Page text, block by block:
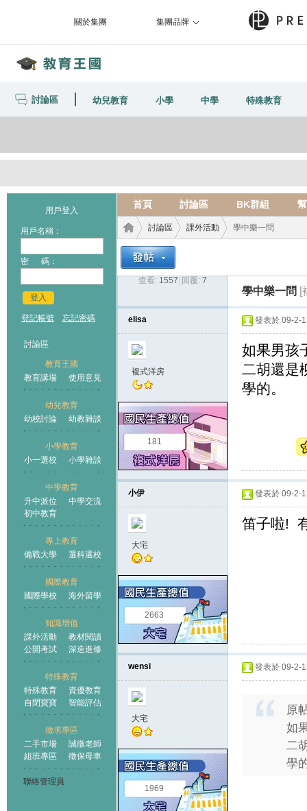
關於集團 集團品牌
討論區 幼兒教育 小學 中學 特殊教育
用戶登入
用戶名稱：
密 碼：
登入
登記帳號 忘記密碼
討論區
教育王國
教育講場
使用意見
幼兒教育
幼校討論
幼教雜談
小學教育
小一選校
小學雜談
中學教育
升中派位
中學交流
初中教育
專上教育
備戰大學
選科選校
國際教育
國際學校
海外留學
知識增值
課外活動
教材閱讀
公開考試
深造進修
特殊教育
特殊教育
資優教育
自閉寶寶
智能評估
徵求專區
二手市場
誠徵老師
組班專區
徵保母車
聯絡管理員
首頁 討論區 BK群組
王國
討論區
›
課外活動 學中樂一問
查看: 1557 回覆: 7
學中樂一問 [
elisa
複式洋房
181
發表於 09-2-
如果男孩
二胡還是
學的。
小伊
大宅
2663
發表於 09-2-
笛子啦!
wensi
大宅
1969
發表於 09-2-
原
如
二
學